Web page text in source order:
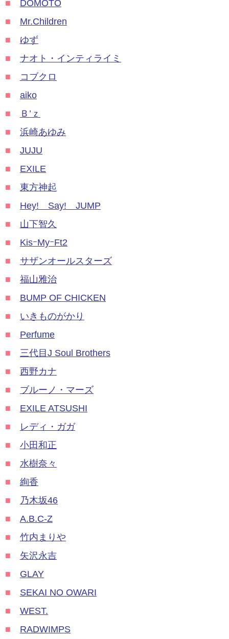
■
DOMOTO
■
Mr.Children
■
ゆず
■
ナオト・インティライミ
■
コブクロ
■
aiko
■
Ｂ’ｚ
■
浜崎あゆみ
■
JUJU
■
EXILE
■
東方神起
■
Hey! Say! JUMP
■
山下智久
■
KisｰMyｰFt2
■
サザンオールスターズ
■
福山雅治
■
BUMP OF CHICKEN
■
いきものがかり
■
Perfume
■
三代目J Soul Brothers
■
西野カナ
■
ブルーノ・マーズ
■
EXILE ATSUSHI
■
レディ・ガガ
■
小田和正
■
水樹奈々
■
絢香
■
乃木坂46
■
A.B.C-Z
■
竹内まりや
■
矢沢永吉
■
GLAY
■
SEKAI NO OWARI
■
WEST.
■
RADWIMPS